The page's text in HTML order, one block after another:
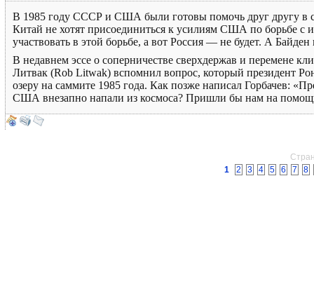
В 1985 году СССР и США были готовы помочь друг другу в
Китай не хотят присоединиться к усилиям США по борьбе с
участвовать в этой борьбе, а вот Россия — не будет. А Байден
В недавнем эссе о соперничестве сверхдержав и перемене
Литвак (Rob Litwak) вспомнил вопрос, который президент
озеру на саммите 1985 года. Как позже написал Горбачев:
США внезапно напали из космоса? Пришли бы нам на
1
2 3 4 5 6 7 8